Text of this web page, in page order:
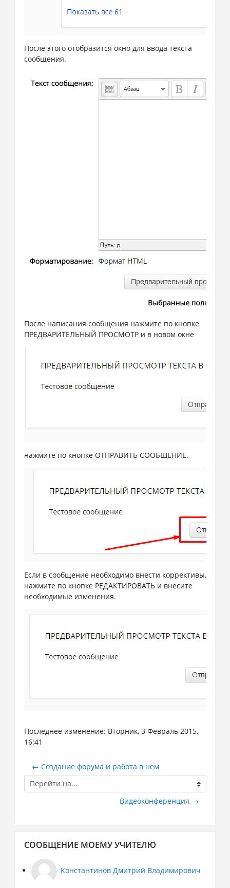
После этого отобразится окно для ввода текста
сообщения.
После написания сообщения нажмите по кнопке
ПРЕДВАРИТЕЛЬНЫЙ ПРОСМОТР и в новом окне
нажмите по кнопке ОТПРАВИТЬ СООБЩЕНИЕ.
Если в сообщение необходимо внести коррективы,
нажмите по кнопке РЕДАКТИРОВАТЬ и внесите
необходимые изменения.
Последнее изменение: Вторник, 3 Февраль 2015,
16:41
← Создание форума и работа в нем
Перейти
на...
Видеоконференция →
Сообщение
учителю
СООБЩЕНИЕ МОЕМУ УЧИТЕЛЮ
Константинов Дмитрий Владимирович